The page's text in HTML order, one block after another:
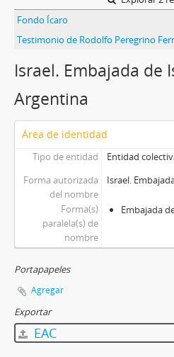
Fondo Ícaro
Israel. Embajada de
Argentina
Área de identidad
Tipo de entidad
Entidad
Forma autorizada
del nombre
Israel.
Forma(s)
paralela(s) de
nombre
Embajada
Portapapeles
Agregar
Exportar
EAC